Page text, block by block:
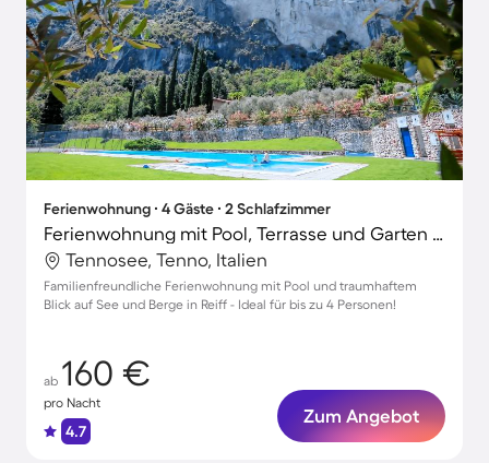
Ferienwohnung ∙ 4 Gäste ∙ 2 Schlafzimmer
Ferienwohnung mit Pool, Terrasse und Garten | Seeblick
Tennosee, Tenno, Italien
Familienfreundliche Ferienwohnung mit Pool und traumhaftem
Blick auf See und Berge in Reiff - Ideal für bis zu 4 Personen!
ab 160 €
pro Nacht
4.7
Zum Angebot